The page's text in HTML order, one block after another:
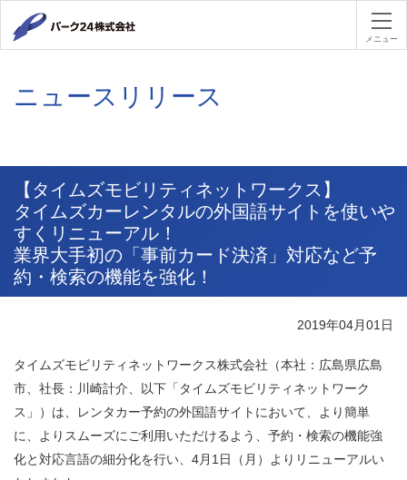
パーク２
メニュー
ニュースリリース
【タイムズモビリティネットワークス】
タイムズカーレンタルの外国語サイトを使いや
すくリニューアル！
業界大手初の「事前カード決済」対応など予
約・検索の機能を強化！
2019年04月01日
タイムズモビリティネットワークス株式会社（本社：広島県広島
市、社長：川崎計介、以下「タイムズモビリティネットワーク
ス」）は、レンタカー予約の外国語サイトにおいて、より簡単
に、よりスムーズにご利用いただけるよう、予約・検索の機能強
化と対応言語の細分化を行い、4月1日（月）よりリニューアルい